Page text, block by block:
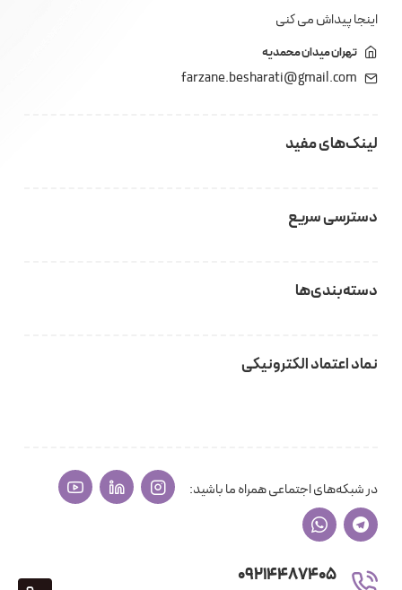
اینجا پیداش می کنی
تهران میدان محمدیه
farzane.besharati@gmail.com
لینک‌های مفید
دسترسی سریع
دسته‌بندی‌ها
نماد اعتماد الکترونیکی
در شبکه‌های اجتماعی همراه ما باشید:
09214487405